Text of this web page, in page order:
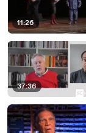
11:26
37:36